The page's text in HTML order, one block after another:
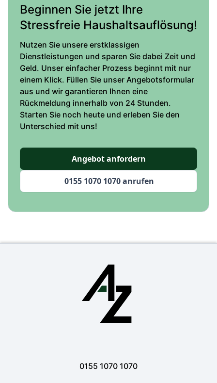
Beginnen Sie jetzt Ihre
Stressfreie Haushaltsauflösung!
Nutzen Sie unsere erstklassigen
Dienstleistungen und sparen Sie dabei Zeit und
Geld. Unser einfacher Prozess beginnt mit nur
einem Klick. Füllen Sie unser Angebotsformular
aus und wir garantieren Ihnen eine
Rückmeldung innerhalb von 24 Stunden.
Starten Sie noch heute und erleben Sie den
Unterschied mit uns!
0155 1070 1070 anrufen
Angebot anfordern
0155 1070 1070